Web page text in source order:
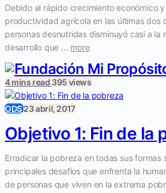
Debido al rápido crecimiento económico
productividad agrícola en las últimas dos
personas desnutridas disminuyó casi a la
desarrollo que ... more
4 mins read395 views
ODS23 abril, 2017
Objetivo 1: Fin de la
Erradicar la pobreza en todas sus formas
principales desafíos que enfrenta la
de personas que viven en la extrema